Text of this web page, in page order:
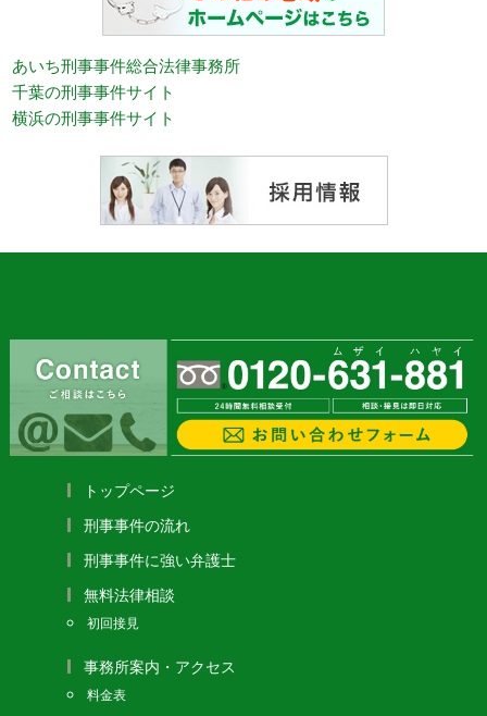
あいち刑事事件総合法律事務所
千葉の刑事事件サイト
横浜の刑事事件サイト
トップページ
刑事事件の流れ
刑事事件に強い弁護士
無料法律相談
初回接見
事務所案内・アクセス
料金表